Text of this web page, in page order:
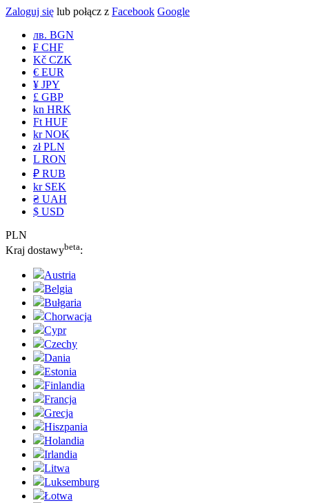
Zaloguj się lub połącz z Facebook Google
лв. BGN
₣ CHF
Kč CZK
€ EUR
¥ JPY
£ GBP
kn HRK
Ft HUF
kr NOK
zł PLN
L RON
₽ RUB
kr SEK
₴ UAH
$ USD
PLN
Kraj dostawybeta:
Austria
Belgia
Bułgaria
Chorwacja
Cypr
Czechy
Dania
Estonia
Finlandia
Francja
Grecja
Hiszpania
Holandia
Irlandia
Litwa
Luksemburg
Łotwa